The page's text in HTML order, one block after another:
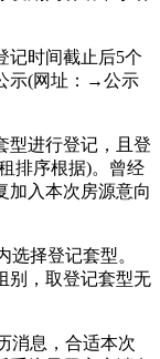
时间截止后5个
示(网址：→公示
进行登记，且登
排序根据)。曾经
加入本次房源意向
择登记套型。
别，取登记套型无
息，合适本次